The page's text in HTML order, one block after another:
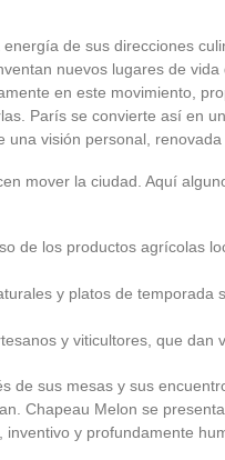
de sus direcciones
nuevos lugares de
en este movimiento,
París se convierte así en
visión personal, renovada
mover la ciudad. Aquí
de los productos agrícolas
y platos de temporada
y viticultores, que dan
de sus mesas y sus
Chapeau Melon se
y profundamente